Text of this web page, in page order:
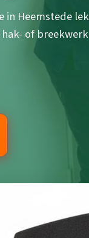
in Heemstede
of